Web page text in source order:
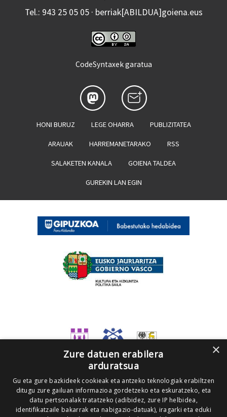
Tel.: 943 25 05 05 · berriak[ABILDUA]goiena.eus
CodeSyntaxek garatua
HONI BURUZ LEGE OHARRA PUBLIZITATEA
ARAUAK HARREMANETARAKO RSS
SALAKETEN KANALA GOIENA TALDEA
GUREKIN LAN EGIN
×
Zure datuen erabilera
arduratsua
Gu eta gure bazkideek cookieak eta antzeko teknologiak erabiltzen
ditugu zure gailuan informazioa gordetzeko eta eskuratzeko, eta
datu pertsonalak tratatzeko (adibidez, zure IP helbidea,
identifikatzaile bakarrak eta nabigazio-datuak), iragarki eta eduki